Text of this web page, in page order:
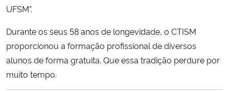
UFSM”.
Durante os seus 58 anos de longevidade, o CTISM
proporcionou a formação profissional de diversos
alunos de forma gratuita. Que essa tradição perdure por
muito tempo.